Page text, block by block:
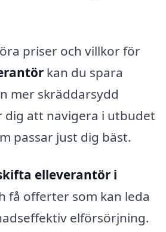
priser och villkor för
kan du spara
mer skräddarsydd
dig att navigera i utbudet
passar just dig bäst.
elleverantör i
få offerter som kan leda
elförsörjning.